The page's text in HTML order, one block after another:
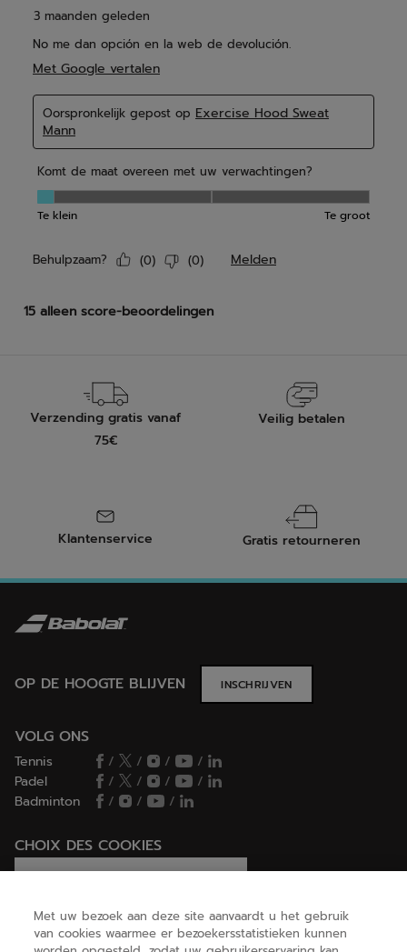
Verzending gratis vanaf
75€
Veilig betalen
Klantenservice Gratis retourneren
OP DE HOOGTE BLIJVEN INSCHRIJVEN
VOLG ONS
Tennis / / /
/
Padel
/ / /
/
Badminton
/ / /
CHOIX DES COOKIES
Met uw bezoek aan deze site aanvaardt u het gebruik
van cookies waarmee er bezoekersstatistieken kunnen